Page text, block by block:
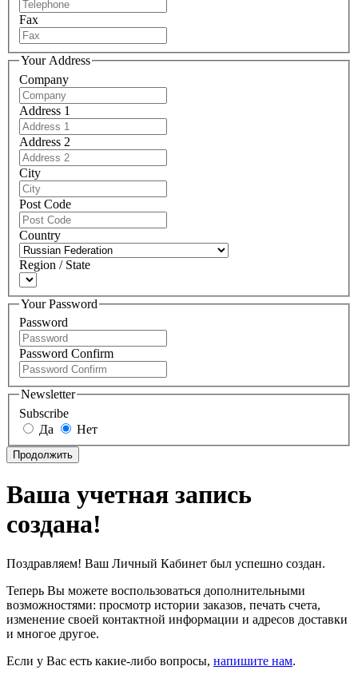
Fax
Your Address
Company
Address 1
Address 2
City
Post Code
Country
Region / State
Your Password
Password
Password Confirm
Newsletter
Subscribe
Да
Нет
Продолжить
Ваша учетная запись
создана!
Поздравляем! Ваш Личный Кабинет был успешно создан.
Теперь Вы можете воспользоваться дополнительными
возможностями: просмотр истории заказов, печать счета,
изменение своей контактной информации и адресов доставки
и многое другое.
Если у Вас есть какие-либо вопросы, напишите нам.